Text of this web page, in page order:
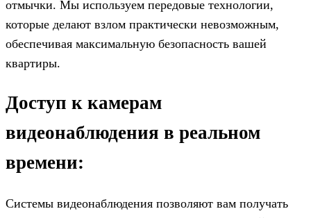
отмычки. Мы используем передовые технологии,
которые делают взлом практически невозможным,
обеспечивая максимальную безопасность вашей
квартиры.
Доступ к камерам
видеонаблюдения в реальном
времени:
Системы видеонаблюдения позволяют вам получать